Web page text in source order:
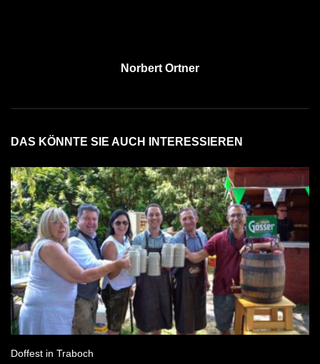
Norbert Ortner
DAS KÖNNTE SIE AUCH INTERESSIEREN
Doffest in Traboch